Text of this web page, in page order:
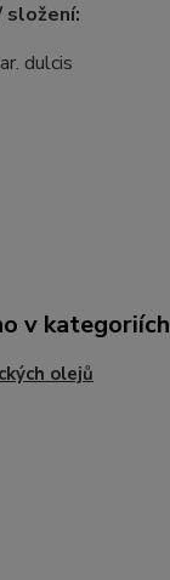
složení:
dulcis
v kategoriích
olejů